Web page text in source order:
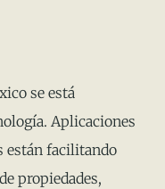
se está
Aplicaciones
están facilitando
propiedades,